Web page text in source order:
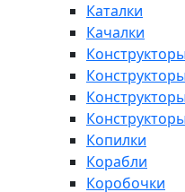
Каталки
Качалки
Конструкторы
Копилки
Корабли
Коробочки